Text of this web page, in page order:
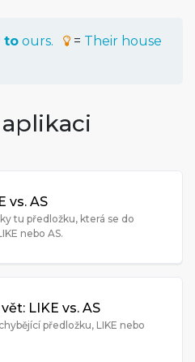
to ours. = Their house
vs. AS
tu předložku, která se do
nebo AS.
LIKE vs. AS
předložku, LIKE nebo